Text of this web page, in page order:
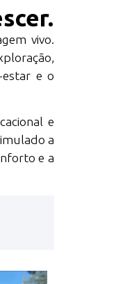
vivo.
e o
e
a
e a